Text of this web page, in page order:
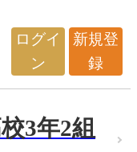
ログイ
ン
新規登
録
3年2組